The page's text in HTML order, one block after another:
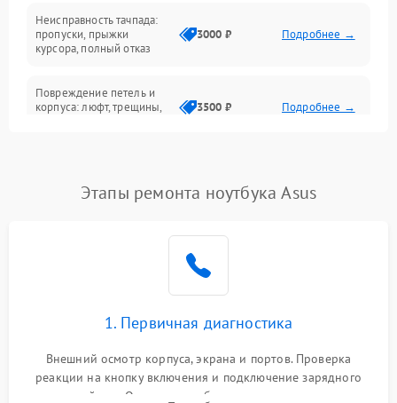
Сеть и интернет
Неисправность тачпада:
пропуски, прыжки
курсора, полный отказ
3000 ₽ Подробнее →
Повреждение петель и
корпуса: люфт, трещины,
3500 ₽ Подробнее →
невозможность зарядки,
2500 ₽ Подробнее →
2000 ₽
Перегрев из‑за пыли,
неисправности кулера
Выход из строя SSD или
Этапы ремонта ноутбука Asus
1. Первичная диагностика
Внешний осмотр корпуса, экрана и портов. Проверка
реакции на кнопку включения и подключение зарядного
устройства. Оценка потребления тока с помощью